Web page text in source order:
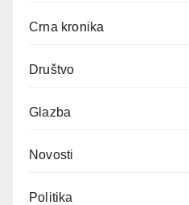
Crna kronika
Društvo
Glazba
Novosti
Politika